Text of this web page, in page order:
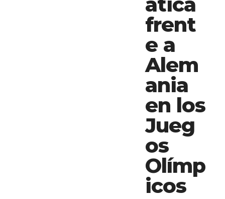
frent
e a
Alem
ania
en los
Jueg
os
Olímp
icos